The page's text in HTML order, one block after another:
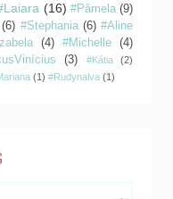
(16) #Pâmela (9)
(6) #Stephania (6) #Aline
(4) #Michelle
(4)
(3) #Kátia
(2)
(1) #Rudynalva (1)